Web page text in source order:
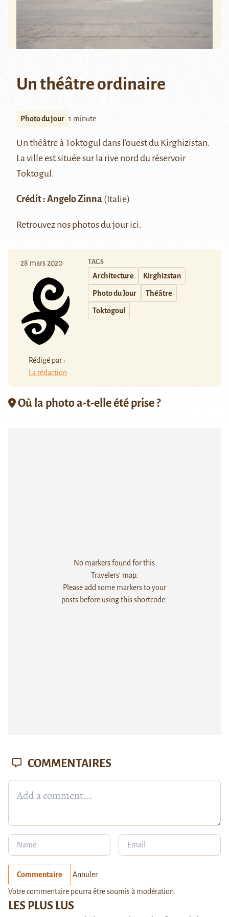
Un théâtre ordinaire
Photo du jour 1 minute
Un théâtre à Toktogul dans l’ouest du Kirghizistan.
La ville est située sur la rive nord du réservoir
Toktogul.
Crédit : Angelo Zinna (Italie)
Retrouvez nos photos du jourici.
28 mars 2020
Rédigé par :
La rédaction
TAGS
Architecture Kirghizstan
Photo du Jour Théâtre
Toktogoul
Où la photo a-t-elle été prise ?
No markers found for this
Travelers' map.
Please add some markers to your
posts before using this shortcode.
LES PLUS LUS
COMMENTAIRES
Commentaire Annuler
Votre commentaire pourra être soumis à modération.